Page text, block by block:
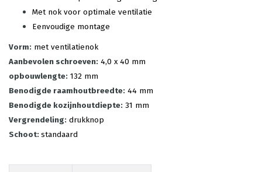
Met nok voor optimale ventilatie
Eenvoudige montage
Vorm: met ventilatienok
Aanbevolen schroeven: 4,0 x 40 mm
opbouwlengte: 132 mm
Benodigde raamhoutbreedte: 44 mm
Benodigde kozijnhoutdiepte: 31 mm
Vergrendeling: drukknop
Schoot: standaard